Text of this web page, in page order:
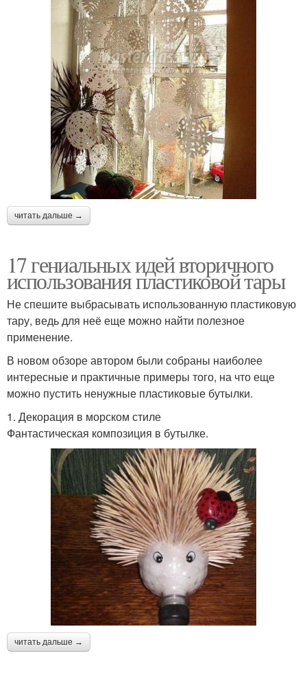
читать дальше →
17 гениальных идей вторичного
использования пластиковой тары
Не спешите выбрасывать использованную пластиковую
тару, ведь для неё еще можно найти полезное
применение.
В новом обзоре автором были собраны наиболее
интересные и практичные примеры того, на что еще
можно пустить ненужные пластиковые бутылки.
1. Декорация в морском стиле
Фантастическая композиция в бутылке.
читать дальше →